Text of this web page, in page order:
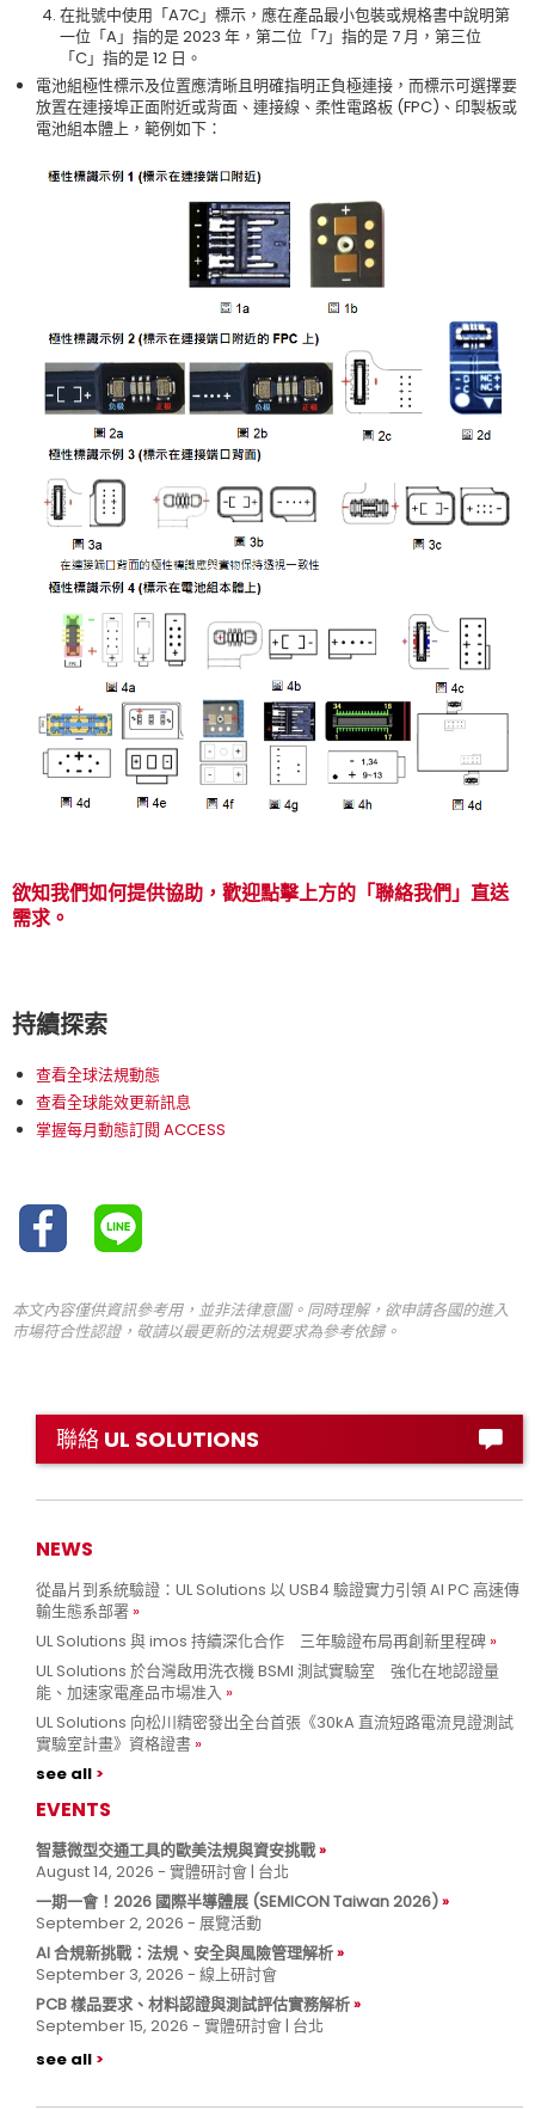
在批號中使用「A7C」標示，應在產品最小包裝或規格書中說明第
一位「A」指的是 2023 年，第二位「7」指的是 7 月，第三位
「C」指的是 12 日。
電池組極性標示及位置應清晰且明確指明正負極連接，而標示可選擇要
放置在連接埠正面附近或背面、連接線、柔性電路板 (FPC)、印製板或
電池組本體上，範例如下：
欲知我們如何提供協助，歡迎點擊上方的「聯絡我們」直送
需求。
持續探索
查看全球法規動態
查看全球能效更新訊息
掌握每月動態訂閱 ACCESS
本文內容僅供資訊參考用，並非法律意圖。同時理解，欲申請各國的進入
市場符合性認證，敬請以最更新的法規要求為參考依歸。
聯絡 UL SOLUTIONS
NEWS
從晶片到系統驗證：UL Solutions 以 USB4 驗證實力引領 AI PC 高速傳
輸生態系部署
UL Solutions 與 imos 持續深化合作 三年驗證布局再創新里程碑
UL Solutions 於台灣啟用洗衣機 BSMI 測試實驗室 強化在地認證量
能、加速家電產品市場准入
UL Solutions 向松川精密發出全台首張《30kA 直流短路電流見證測試
實驗室計畫》資格證書
see all
EVENTS
智慧微型交通工具的歐美法規與資安挑戰
August 14, 2026 - 實體研討會 | 台北
一期一會！2026 國際半導體展 (SEMICON Taiwan 2026)
September 2, 2026 - 展覽活動
AI 合規新挑戰：法規、安全與風險管理解析
September 3, 2026 - 線上研討會
PCB 樣品要求、材料認證與測試評估實務解析
September 15, 2026 - 實體研討會 | 台北
see all